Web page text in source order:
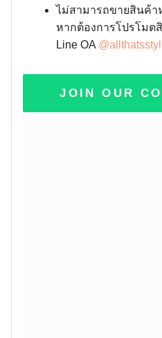
ไม่สามารถขายสินค้า
หากต้องการโปรโมต
Line OA
JOIN OUR